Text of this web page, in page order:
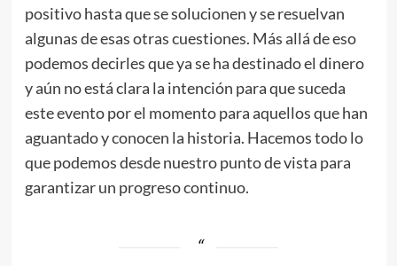
positivo hasta que se solucionen y se resuelvan
algunas de esas otras cuestiones. Más allá de eso
podemos decirles que ya se ha destinado el dinero
y aún no está clara la intención para que suceda
este evento por el momento para aquellos que han
aguantado y conocen la historia. Hacemos todo lo
que podemos desde nuestro punto de vista para
garantizar un progreso continuo.